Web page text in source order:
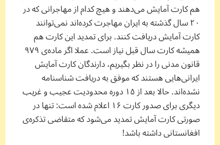
هم کارت آمایش می‌دهند و هیچ کدام از مهاجرانی که در
۲۰ سال گذشته به ایران مهاجرت کرده‌اند نمی‌توانند
کارت آمایش دریافت کنند. برای تمدید این کارت هم
همیشه کارت سال قبل نیاز است. عملا اگر ماده‌ی ۹۷۹
قانون مدنی را در نظر بگیریم، دارندگان کارت آمایش
ایرانی‌هایی هستند که موفق به دریافت شناسنامه
نشده‌اند. حالا بعد از ۱۵ دوره محدودیت عجیب و غریب
دیگری برای صدور کارت ۱۶ اعلام شده است: تنها در
صورتی کارت آمایش تمدید می‌شود که متقاضی تذکره‌ی
افغانستانی داشته باشد!